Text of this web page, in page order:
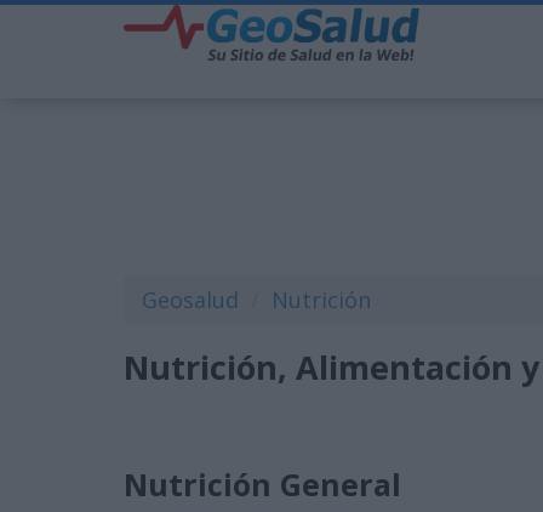
Geosalud Nutrición
Nutrición, Alimentación
Nutrición General